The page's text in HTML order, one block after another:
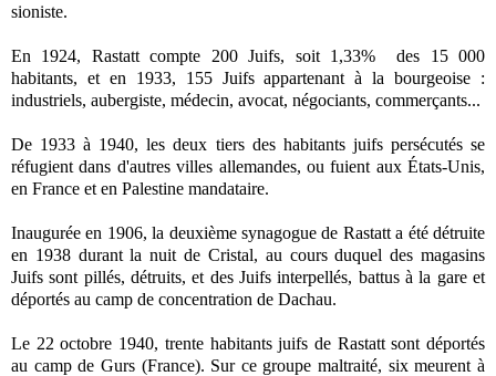
sioniste.
En 1924, Rastatt compte 200 Juifs, soit 1,33% des 15 000
habitants, et en 1933, 155 Juifs appartenant à la bourgeoise :
industriels, aubergiste, médecin, avocat, négociants, commerçants...
De 1933 à 1940, les deux tiers des habitants juifs persécutés se
réfugient dans d'autres villes allemandes, ou fuient aux États-Unis,
en France et en Palestine mandataire.
Inaugurée en 1906, la deuxième synagogue de Rastatt a été détruite
en 1938 durant la nuit de Cristal, au cours duquel des magasins
Juifs sont pillés, détruits, et des Juifs interpellés, battus à la gare et
déportés au camp de concentration de Dachau.
Le 22 octobre 1940, trente habitants juifs de Rastatt sont déportés
au camp de Gurs (France). Sur ce groupe maltraité, six meurent à